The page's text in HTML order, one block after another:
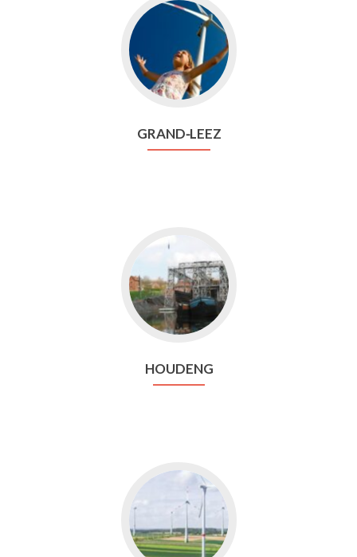
Aller
vers
Grand⁃Leez
GRAND⁃LEEZ
vers
Houdeng
HOUDENG
Aller
vers
Orbais